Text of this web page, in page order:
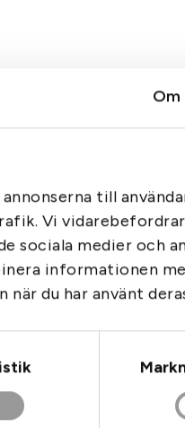
Om
till
Vi
sociala medier och
informationen
du har använt